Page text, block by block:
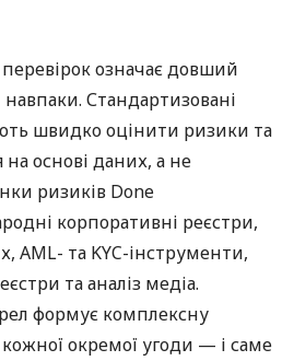
означає довший
Стандартизовані
швидко оцінити ризики та
основі даних, а не
ризиків Done
корпоративні реєстри,
AML- та KYC-інструменти,
та аналіз медіа.
формує комплексну
окремої угоди — і саме